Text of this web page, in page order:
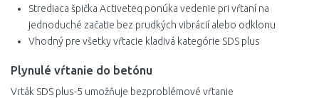
Strediaca špička Activeteq ponúka vedenie pri vŕtaní na
jednoduché začatie bez prudkých vibrácií alebo odklonu
Vhodný pre všetky vŕtacie kladivá kategórie SDS plus
Plynulé vŕtanie do betónu
Vrták SDS plus-5 umožňuje bezproblémové vŕtanie